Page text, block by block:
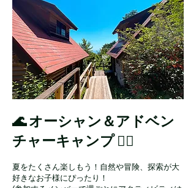
🌊 オーシャン＆アドベン
チャーキャンプ 🏄‍♂️
夏をたくさん楽しもう！自然や冒険、探索が大
好きなお子様にぴったり！